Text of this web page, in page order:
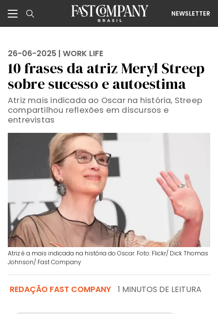
NEWSLETTER
26-06-2025 | WORK LIFE
10 frases da atriz Meryl Streep
sobre sucesso e autoestima
Atriz mais indicada ao Oscar na história, Streep
compartilhou reflexões em discursos e
entrevistas
Atriz é a mais indicada na história do Oscar. Foto: Flickr/ Dick Thomas
Johnson/ Fast Company
REDAÇÃO FAST COMPANY 1 MINUTOS DE LEITURA